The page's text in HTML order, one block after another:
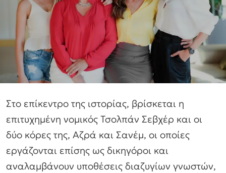
Στο επίκεντρο της ιστορίας, βρίσκεται η
επιτυχημένη νομικός Τσολπάν Σεβχέρ και οι
δύο κόρες της, Αζρά και Σανέμ, οι οποίες
εργάζονται επίσης ως δικηγόροι και
αναλαμβάνουν υποθέσεις διαζυγίων γνωστών,